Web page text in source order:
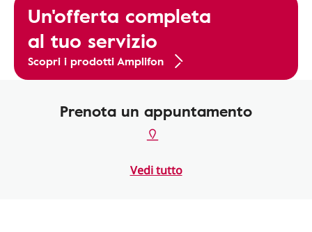
Un'offerta completa
al tuo servizio
Scopri i prodotti Amplifon
Prenota un appuntamento
Vedi tutto